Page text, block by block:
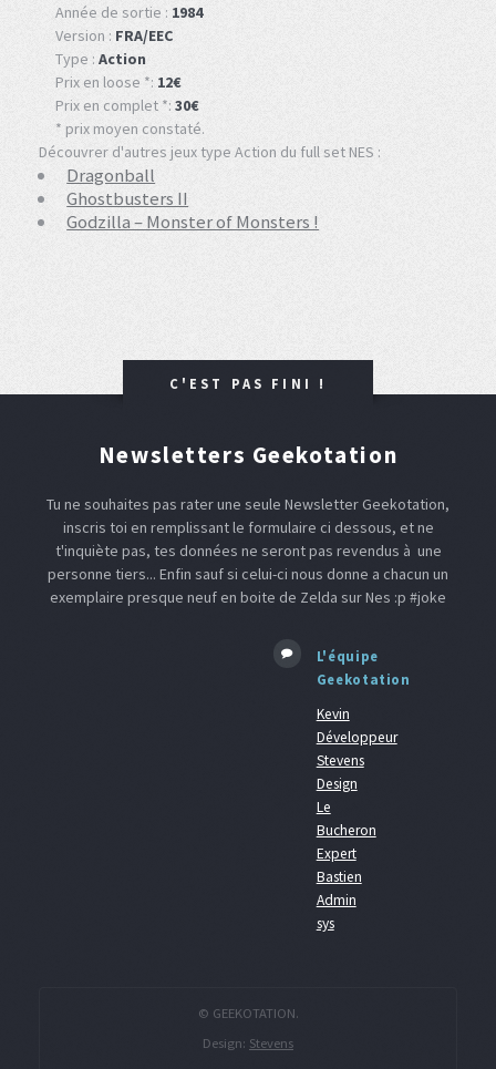
Année de sortie : 1984
Version : FRA/EEC
Type : Action
Prix en loose *: 12€
Prix en complet *: 30€
* prix moyen constaté.
Découvrer d'autres jeux type Action du full set NES :
Dragonball
Ghostbusters II
Godzilla – Monster of Monsters !
C'EST PAS FINI !
Newsletters Geekotation
Tu ne souhaites pas rater une seule Newsletter Geekotation,
inscris toi en remplissant le formulaire ci dessous, et ne
t'inquiète pas, tes données ne seront pas revendus à une
personne tiers... Enfin sauf si celui-ci nous donne a chacun un
exemplaire presque neuf en boite de Zelda sur Nes :p #joke
L'équipe
Geekotation
Kevin
Développeur
Stevens
Design
Le
Bucheron
Expert
Bastien
Admin
sys
© GEEKOTATION.
Design: Stevens